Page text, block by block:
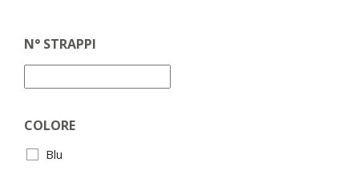
N° STRAPPI
COLORE
Blu